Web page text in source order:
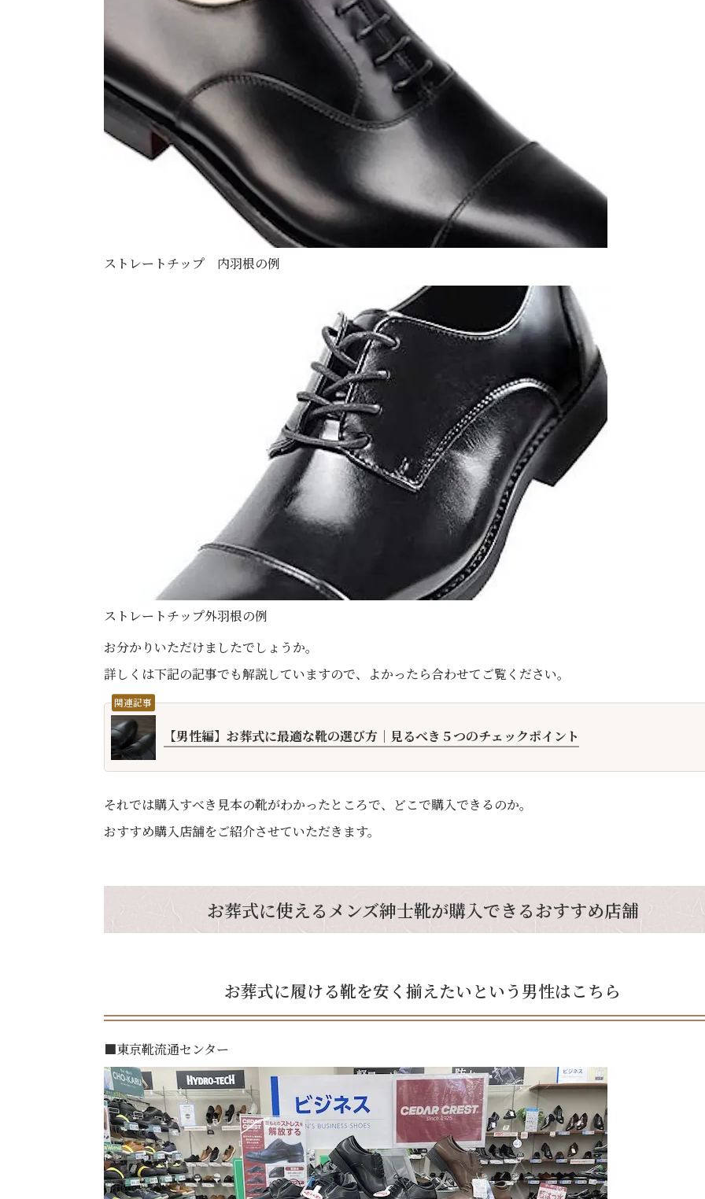
ストレートチップ 内羽根の例
ストレートチップ外羽根の例
お分かりいただけましたでしょうか。
詳しくは下記の記事でも解説していますので、よかったら合わせてご覧ください。
関連記事
【男性編】お葬式に最適な靴の選び方｜見るべき５つのチェックポイント
それでは購入すべき見本の靴がわかったところで、どこで購入できるのか。
おすすめ購入店舗をご紹介させていただきます。
お葬式に使えるメンズ紳士靴が購入できるおすすめ店舗
お葬式に履ける靴を安く揃えたいという男性はこちら
■東京靴流通センター